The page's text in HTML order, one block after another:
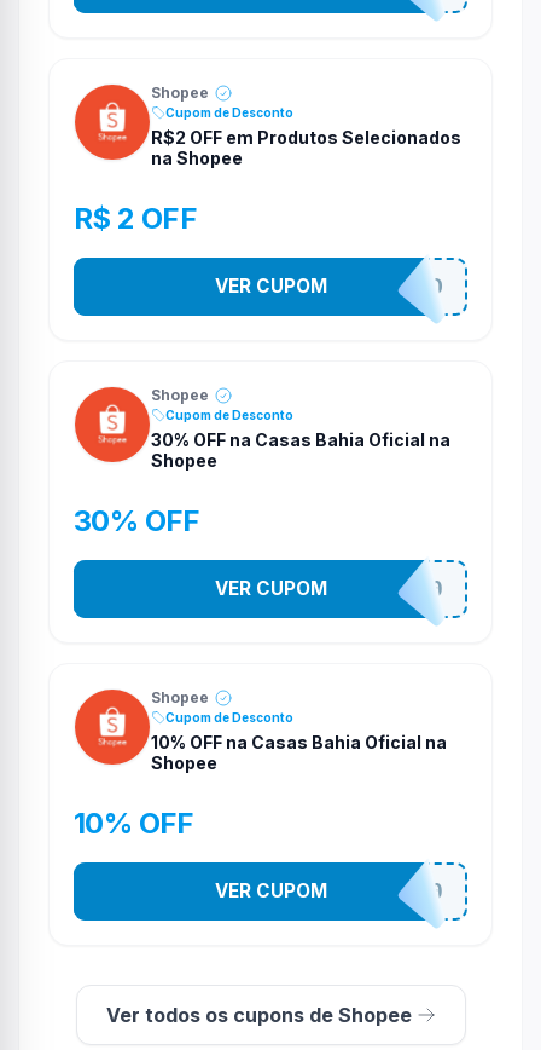
Shopee
Cupom de Desconto
R$2 OFF em Produtos Selecionados
na Shopee
R$ 2 OFF
VNOXVHJFD
VER CUPOM
Shopee
Cupom de Desconto
30% OFF na Casas Bahia Oficial na
Shopee
30% OFF
CASATEL30
VER CUPOM
Shopee
Cupom de Desconto
10% OFF na Casas Bahia Oficial na
Shopee
10% OFF
CASATEL10
VER CUPOM
Ver todos os cupons de Shopee